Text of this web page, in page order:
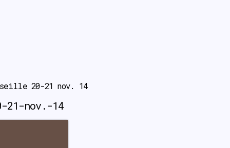
20-21 nov. 14
21-nov.-14